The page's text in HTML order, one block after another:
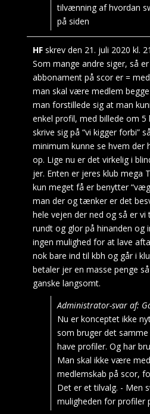
tilvænning af hvordan
på siden
HF skrev den 21. juli 2020 kl.
Som mange andre siger, så
abbonament på scor er =
man skal være medlem
man forstillede sig at man
enkel profil, med billede om 5
skrive sig på “vi kigger forbi”
minimum kunne se hvem der
op. Lige nu er det virkelig i
jer. Enten er jeres klub mega
kun meget få er benytter
man der og tænker er det
hele vejen der ned og så er
rundt og glor på hinanden og
ingen mulighed for at lave
nok bare ind til kbh og går i
betaler jer en masse penge
ganske langsomt.
Administrator-svar af:
Nu er konceptet ikke
som bruger det
have profiler. Og har
Man skal ikke være
medlemskab på scor,
Det er et tilvalg. - Men
muligheden for profiler